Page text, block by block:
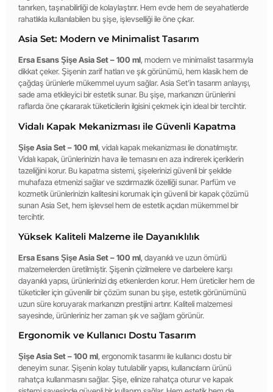
tanırken, taşınabilirliği de kolaylaştırır. Hem evde hem de seyahatlerde
rahatlıkla kullanılabilen bu şişe, işlevselliği ile öne çıkar.
Asia Set: Modern ve Minimalist Tasarım
Ersa Esans Şişe Asia Set – 100 ml, modern ve minimalist tasarımıyla
dikkat çeker. Şişenin zarif hatları ve şık görünümü, hem klasik hem de
çağdaş ürünlerle mükemmel uyum sağlar. Asia Set’in tasarım anlayışı,
sade ama etkileyici bir estetik sunar. Bu şişe, markanızın ürünlerini
raflarda öne çıkararak tüketicilerin ilgisini çekmek için ideal bir tercihtir.
Vidalı Kapak Mekanizması ile Güvenli Kapatma
Şişe Asia Set – 100 ml, vidalı kapak mekanizması ile donatılmıştır.
Vidalı kapak, ürünlerinizin hava ile temasını en aza indirerek içeriklerin
tazeliğini korur. Bu kapatma sistemi, şişelerinizi güvenli bir şekilde
muhafaza etmenizi sağlar ve sızdırmazlık özelliği sunar. Parfüm ve
kozmetik ürünlerinizin kalitesini korumak için güvenli bir kapak çözümü
sunan Asia Set, hem işlevsel hem de estetik açıdan mükemmel bir
tercihtir.
Yüksek Kaliteli Malzeme ile Dayanıklılık
Ersa Esans Şişe Asia Set – 100 ml, dayanıklı ve uzun ömürlü
malzemelerden üretilmiştir. Şişenin çizilmelere ve darbelere karşı
dayanıklı yapısı, ürünlerinizi dış etkenlerden korur. Hem üreticiler hem de
tüketiciler için güvenilir bir çözüm sunan bu şişe, estetik görünümünü
uzun süre koruyarak markanızın prestijini artırır. Kaliteli malzemesi
sayesinde, ürünleriniz her zaman şık ve sağlam görünür.
Ergonomik ve Kullanıcı Dostu Tasarım
Şişe Asia Set – 100 ml, ergonomik tasarımı ile kullanıcı dostu bir
deneyim sunar. Şişenin kolay tutulabilir yapısı, kullanıcıların ürünü
rahatça kullanmasını sağlar. Şişe, elinize rahatça oturur ve kapak